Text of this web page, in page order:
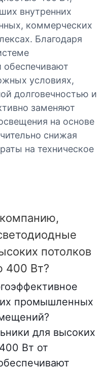
внутренних
коммерческих
Благодаря
обеспечивают
условиях,
долговечностью и
заменяют
на основе
снижая
на техническое
потолков
400 Вт?
промышленных
для высоких
Вт от